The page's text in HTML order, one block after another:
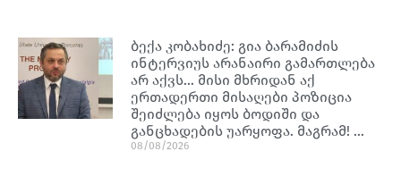
ბექა კობახიძე: გია ბარამიძის
ინტერვიუს არანაირი გამართლება
არ აქვს… მისი მხრიდან აქ
ერთადერთი მისაღები პოზიცია
შეიძლება იყოს ბოდიში და
განცხადების უარყოფა. მაგრამ! …
08/08/2026